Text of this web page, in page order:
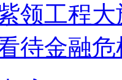
领工程
待金融